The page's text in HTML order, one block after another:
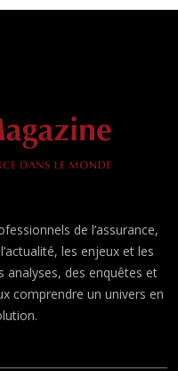
de l’assurance,
les enjeux et les
analyses, des enquêtes et
comprendre un univers en